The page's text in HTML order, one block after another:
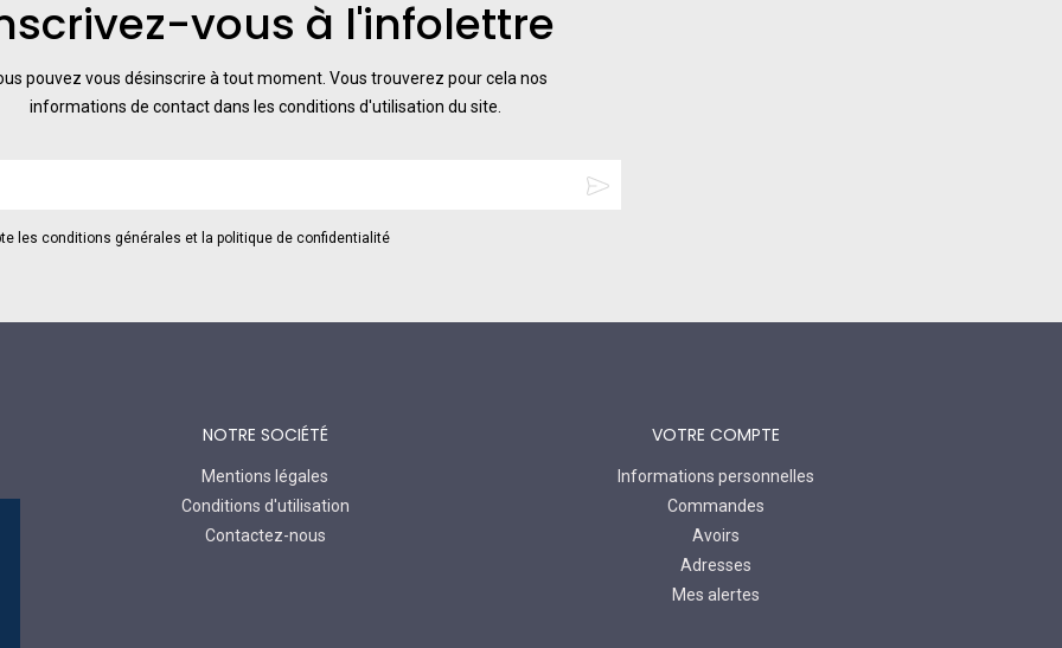
vous à l'infolettre
pouvez vous désinscrire à tout moment. Vous trouverez pour cela nos
informations de contact dans les conditions d'utilisation du site.
les conditions générales et la politique de confidentialité
NOTRE SOCIÉTÉ
Mentions légales
Conditions d'utilisation
Contactez-nous
VOTRE COMPTE
Informations personnelles
Commandes
Avoirs
Adresses
Mes alertes